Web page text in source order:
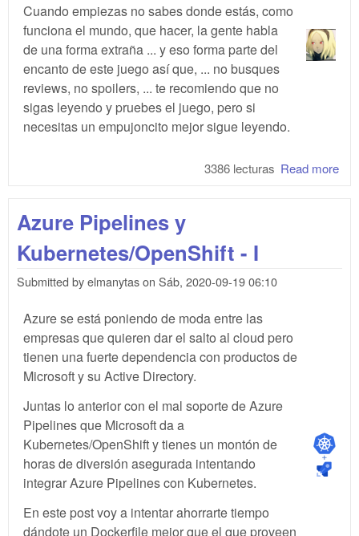
Cuando empiezas no sabes donde estás, como
funciona el mundo, que hacer, la gente habla
de una forma extraña ... y eso forma parte del
encanto de este juego así que, ... no busques
reviews, no spoilers, ... te recomiendo que no
sigas leyendo y pruebes el juego, pero si
necesitas un empujoncito mejor sigue leyendo.
Read more
3386 lecturas
Azure Pipelines y
Kubernetes/OpenShift - I
Submitted byelmanytason Sáb, 2020-09-19 06:10
Azure se está poniendo de moda entre las
empresas que quieren dar el salto al cloud pero
tienen una fuerte dependencia con productos de
Microsoft y su Active Directory.
Juntas lo anterior con el mal soporte de Azure
Pipelines que Microsoft da a
Kubernetes/OpenShift y tienes un montón de
horas de diversión asegurada intentando
integrar Azure Pipelines con Kubernetes.
En este post voy a intentar ahorrarte tiempo
dándote un Dockerfile mejor que el que proveen